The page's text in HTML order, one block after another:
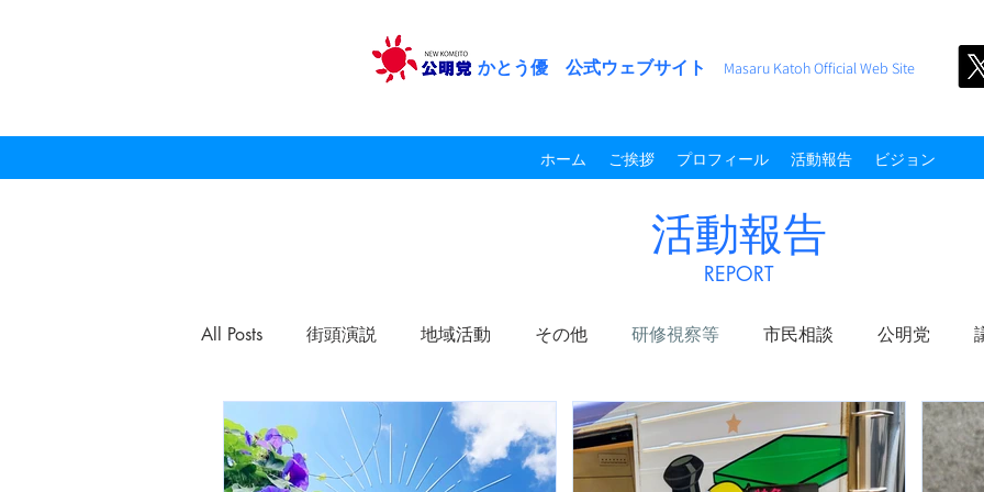
かとう優 公式ウェブサイト Masaru KatohOfficial Web Site
ホーム ご挨拶 プロフィール 活動報告 ビジョン
活動報告
​REPORT
All Posts 街頭演説 地域活動 その他 研修視察等 市民相談 公明党